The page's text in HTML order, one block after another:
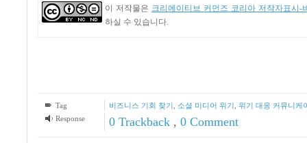
이 저작물은 크리에이티브 커먼즈 코리아 저작자표시-
하실 수 있습니다.
Tag 비즈니스 기회 찾기 소셜 미디어 위기 위기 대응 커뮤니케
Response
0 Trackback , 0 Comment